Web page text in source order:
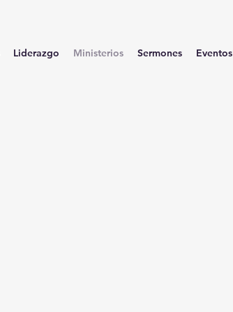
Liderazgo Ministerios Sermones Eventos